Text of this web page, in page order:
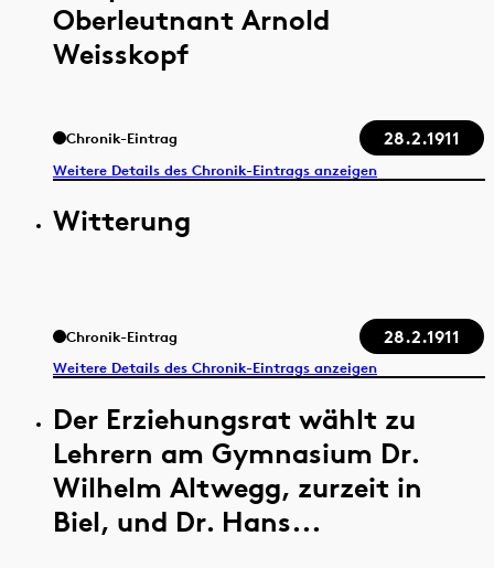
Oberleutnant Arnold
Weisskopf
Chronik-Eintrag 28.2.1911
Weitere Details des Chronik-Eintrags anzeigen
Witterung
Chronik-Eintrag 28.2.1911
Weitere Details des Chronik-Eintrags anzeigen
Der Erziehungsrat wählt zu
Lehrern am Gymnasium Dr.
Wilhelm Altwegg, zurzeit in
Biel, und Dr. Hans...